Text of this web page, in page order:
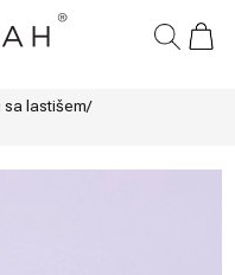
sa lastišem/